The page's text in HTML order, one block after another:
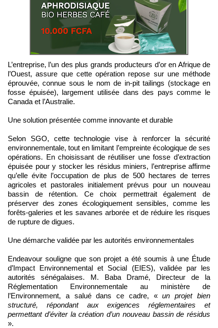
L’entreprise, l’un des plus grands producteurs d’or en Afrique de
l’Ouest, assure que cette opération repose sur une méthode
éprouvée, connue sous le nom de in-pit tailings (stockage en
fosse épuisée), largement utilisée dans des pays comme le
Canada et l’Australie.
Une solution présentée comme innovante et durable
Selon SGO, cette technologie vise à renforcer la sécurité
environnementale, tout en limitant l’empreinte écologique de ses
opérations. En choisissant de réutiliser une fosse d’extraction
épuisée pour y stocker les résidus miniers, l’entreprise affirme
qu’elle évite l’occupation de plus de 500 hectares de terres
agricoles et pastorales initialement prévus pour un nouveau
bassin de rétention. Ce choix permettrait également de
préserver des zones écologiquement sensibles, comme les
forêts-galeries et les savanes arborée et de réduire les risques
de rupture de digues.
Une démarche validée par les autorités environnementales
Endeavour souligne que son projet a été soumis à une Étude
d’Impact Environnemental et Social (EIES), validée par les
autorités sénégalaises. M. Baba Dramé, Directeur de la
Réglementation Environnementale au ministère de
l’Environnement, a salué dans ce cadre, «un projet bien
structuré, répondant aux exigences réglementaires et
permettant d’éviter la création d’un nouveau bassin de résidus
».